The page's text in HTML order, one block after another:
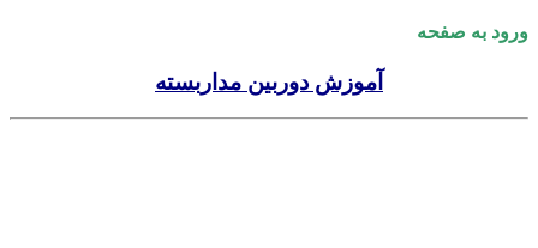
ورود به صفحه
آموزش دوربین مداربسته